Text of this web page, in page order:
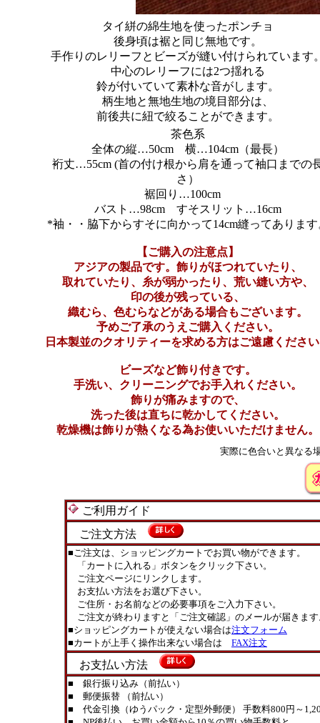
タイ絣の綿生地を使ったポンチョ
後身頃は裾と同じ無地です。
手作りのレリーフとビーズが縫い付けられています
中心のレリーフには2つ揺れる
鈴が付いていて素朴な音がします。
柄生地と無地生地の境目部分は、
前後共に紐で絞ることができます。
茶色系
全体の縦…50cm 横…104cm（最長）
裄丈…55cm (首の付け根から肩を通って袖口までの
さ）
裾回り…100cm
バスト…98cm すそスリット…16cm
*袖・・脇下からすそに向かって14cm縫ってあります
【ご購入の注意点】
アジアの製品です。飾りがほつれていたり、
取れていたり、糸が弱かったり、荒い縫い方や、
印の後が残っている、
織むら、色むらなどがある場合もございます。
予めご了承のうえご購入ください。
日本製並のクオリティーを求める方はご遠慮くださ
ビーズなど飾り付きです。
手洗い、クリーニングでお手入れください。
飾りが痛みますので、
洗った後は直ちに乾かしてください。
乾燥機は飾りが熱くなる為お使いいただけません。
実際に色合いと異なる
ご利用ガイド
ご注文方法
■ご注文は、ショッピングカートでお買い物ができます。
「カートに入れる」ボタンをクリック下さい。
ご注文ページにリンクします。
お支払い方法をお選び下さい。
ご住所・お名前などの必要事項をご入力下さい。
ご注文が終わりますと「ご注文確認」のメールが届きま
■ショッピングカートが使えない場合は注文フォーム
■カートが上手く操作出来ない場合は FAX注文
お支払い方法
■ 銀行振り込み（前払い）
■ 郵便振替 （前払い）
■ 代金引換（ゆうパック・定型外郵便） 手数料800円～